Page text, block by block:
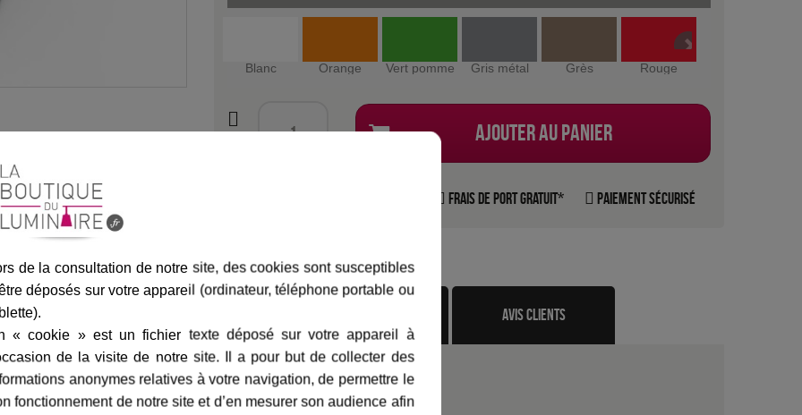
Blanc Orange Vert pomme Gris métal Grès Rouge
Ajouter au panier
Frais de port gratuit* Paiement sécurisé
marque avis clients
anthracite-Roger Pradier Fiche technique
de la consultation de notre site, des cookies sont susceptibles
déposés sur votre appareil (ordinateur, téléphone portable ou
« cookie » est un fichier texte déposé sur votre appareil à
de la visite de notre site. Il a pour but de collecter des
anonymes relatives à votre navigation, de permettre le
fonctionnement de notre site et d’en mesurer son audience afin